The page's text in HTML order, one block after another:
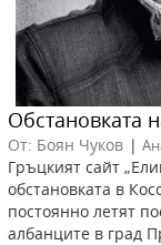
Обстановката
От: Боян Чуков |
Гръцкият сайт
обстановката в
постоянно летят
албанците в град